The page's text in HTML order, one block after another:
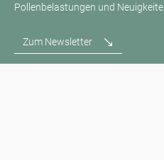
Pollenbelastungen und
Zum Newsletter